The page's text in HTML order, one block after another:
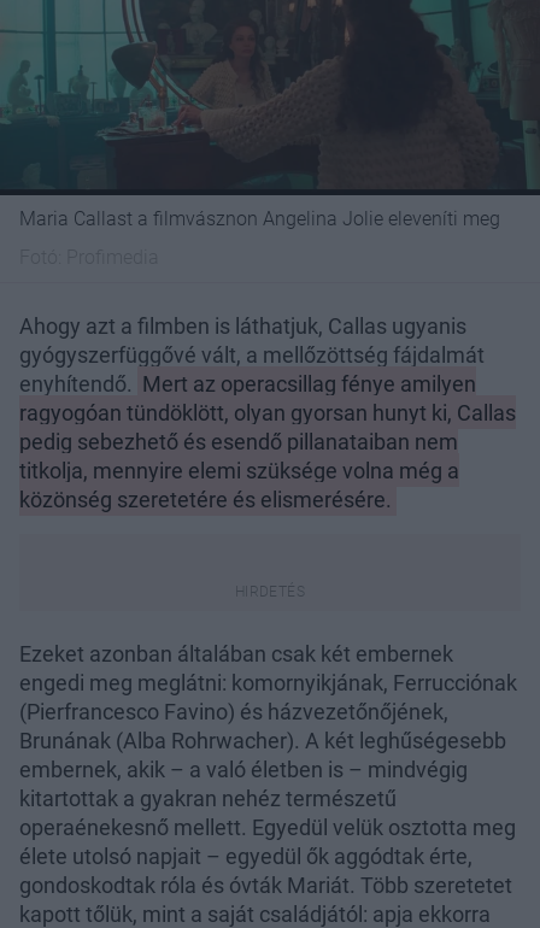
Maria Callast a filmvásznon Angelina Jolie eleveníti meg
Ahogy azt a filmben is láthatjuk, Callas ugyanis
gyógyszerfüggővé vált, a mellőzöttség fájdalmát
enyhítendő. Mert az operacsillag fénye amilyen
ragyogóan tündöklött, olyan gyorsan hunyt ki, Callas
pedig sebezhető és esendő pillanataiban nem
titkolja, mennyire elemi szüksége volna még a
közönség szeretetére és elismerésére.
Ezeket azonban általában csak két embernek
engedi meg meglátni: komornyikjának, Ferrucciónak
(Pierfrancesco Favino) és házvezetőnőjének,
Brunának (Alba Rohrwacher). A két leghűségesebb
embernek, akik – a való életben is – mindvégig
kitartottak a gyakran nehéz természetű
operaénekesnő mellett. Egyedül velük osztotta meg
élete utolsó napjait – egyedül ők aggódtak érte,
gondoskodtak róla és óvták Mariát. Több szeretetet
kapott tőlük, mint a saját családjától: apja ekkorra